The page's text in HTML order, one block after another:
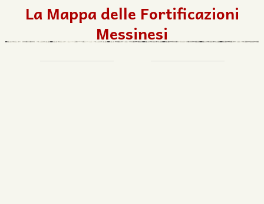
La Mappa delle Fortificazioni
Messinesi